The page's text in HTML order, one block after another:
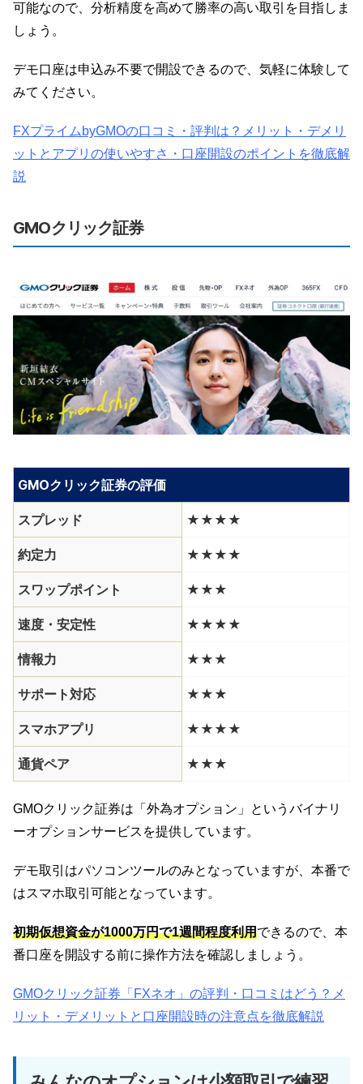
可能なので、分析精度を高めて勝率の高い取引を目指しま
しょう。
デモ口座は申込み不要で開設できるので、気軽に体験して
みてください。
FXプライムbyGMOの口コミ・評判は？メリット・デメリ
ットとアプリの使いやすさ・口座開設のポイントを徹底解
説
GMOクリック証券
GMOクリック証券の評価
スプレッド ★★★★
約定力 ★★★★
スワップポイント ★★★
速度・安定性 ★★★★
情報力 ★★★
サポート対応 ★★★
スマホアプリ ★★★★
通貨ペア ★★★
GMOクリック証券は「外為オプション」というバイナリ
ーオプションサービスを提供しています。
デモ取引はパソコンツールのみとなっていますが、本番で
はスマホ取引可能となっています。
初期仮想資金が1000万円で1週間程度利用できるので、本
番口座を開設する前に操作方法を確認しましょう。
GMOクリック証券「FXネオ」の評判・口コミはどう？メ
リット・デメリットと口座開設時の注意点を徹底解説